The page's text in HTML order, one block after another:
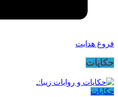
فروغ هدایت
حکایات
حکایات